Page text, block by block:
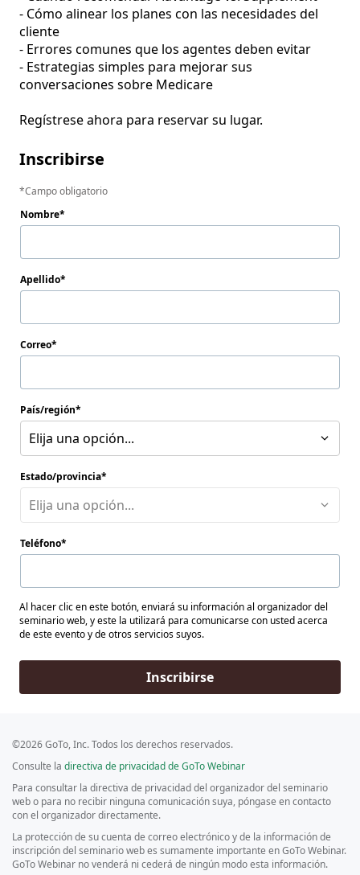
- Cómo alinear los planes con las necesidades del
cliente
- Errores comunes que los agentes deben evitar
- Estrategias simples para mejorar sus
conversaciones sobre Medicare
Regístrese ahora para reservar su lugar.
Inscribirse
Campo obligatorio
Nombre
Apellido
Correo
País/región
Elija una opción...
Estado/provincia
Elija una opción...
Teléfono
Al hacer clic en este botón, enviará su información al organizador del
seminario web, y este la utilizará para comunicarse con usted acerca
de este evento y de otros servicios suyos.
Inscribirse
©2026 GoTo, Inc. Todos los derechos reservados.
Consulte la directiva de privacidad de GoTo Webinar
Para consultar la directiva de privacidad del organizador del seminario
web o para no recibir ninguna comunicación suya, póngase en contacto
con el organizador directamente.
La protección de su cuenta de correo electrónico y de la información de
inscripción del seminario web es sumamente importante en GoTo Webinar.
GoTo Webinar no venderá ni cederá de ningún modo esta información.